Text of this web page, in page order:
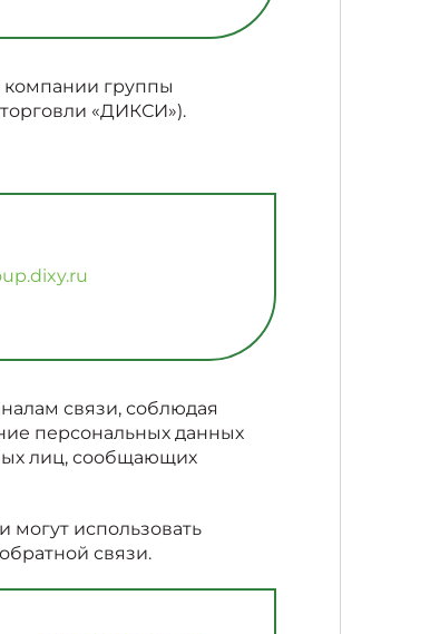
группы
«ДИКСИ»).
связи, соблюдая
персональных данных
лиц, сообщающих
использовать
связи.